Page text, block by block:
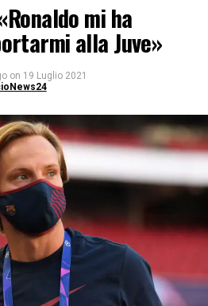
mi ha
alla Juve»
on 19 Luglio 2021